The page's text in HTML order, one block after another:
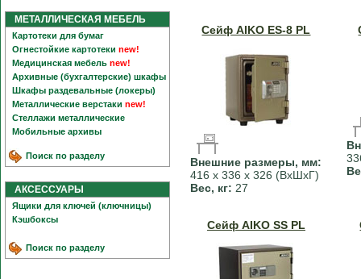
МЕТАЛЛИЧЕСКАЯ МЕБЕЛЬ
Картотеки для бумаг
Огнестойкие картотеки new!
Медицинская мебель new!
Архивные (бухгалтерские) шкафы
Шкафы раздевальные (локеры)
Металлические верстаки new!
Стеллажи металлические
Мобильные архивы
Поиск по разделу
АКСЕССУАРЫ
Ящики для ключей (ключницы)
Кэшбоксы
Поиск по разделу
Сейф AIKO ES-8 PL
Внешние размеры, мм:
416 х 336 х 326 (ВхШхГ)
Вес, кг: 27
Сейф AIKO SS PL